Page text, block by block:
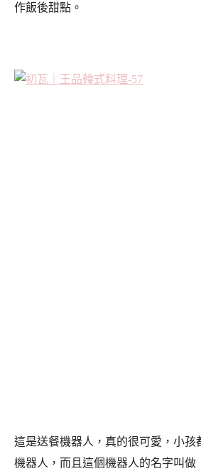
作飯後甜點。
這是送餐機器人，真的很可愛，小孩
機器人，而且這個機器人的名字叫做